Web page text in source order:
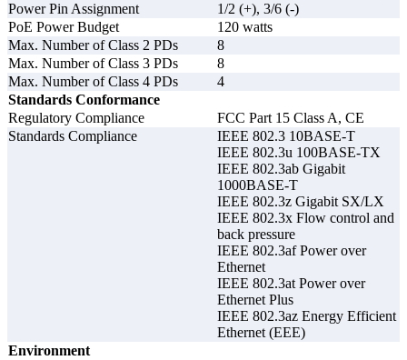
Power Pin Assignment
1/2 (+), 3/6 (-)
PoE Power Budget
120 watts
Max. Number of Class 2 PDs
8
Max. Number of Class 3 PDs
8
Max. Number of Class 4 PDs
4
Standards Conformance
Regulatory Compliance
FCC Part 15 Class A, CE
Standards Compliance
IEEE 802.3 10BASE-T
IEEE 802.3u 100BASE-TX
IEEE 802.3ab Gigabit
1000BASE-T
IEEE 802.3z Gigabit SX/LX
IEEE 802.3x Flow control and
back pressure
IEEE 802.3af Power over
Ethernet
IEEE 802.3at Power over
Ethernet Plus
IEEE 802.3az Energy Efficient
Ethernet (EEE)
Environment